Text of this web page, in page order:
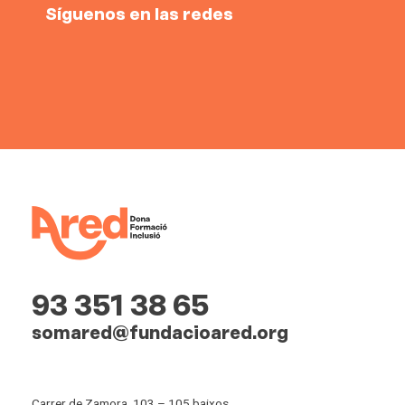
Síguenos en las redes
93 351 38 65
somared@fundacioared.org